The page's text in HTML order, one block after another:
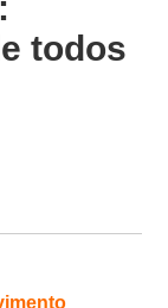
todos